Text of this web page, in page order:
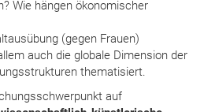
Wie hängen ökonomischer
(gegen Frauen)
auch die globale Dimension der
thematisiert.
auf